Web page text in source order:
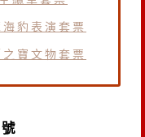
豹表演套票
寶文物套票